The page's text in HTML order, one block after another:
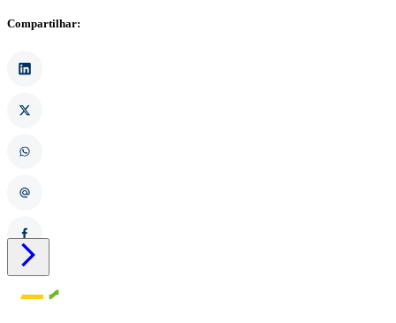
Compartilhar:
